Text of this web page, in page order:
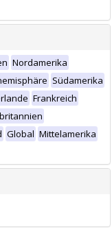
Nordamerika
Südamerika
Frankreich
Global Mittelamerika